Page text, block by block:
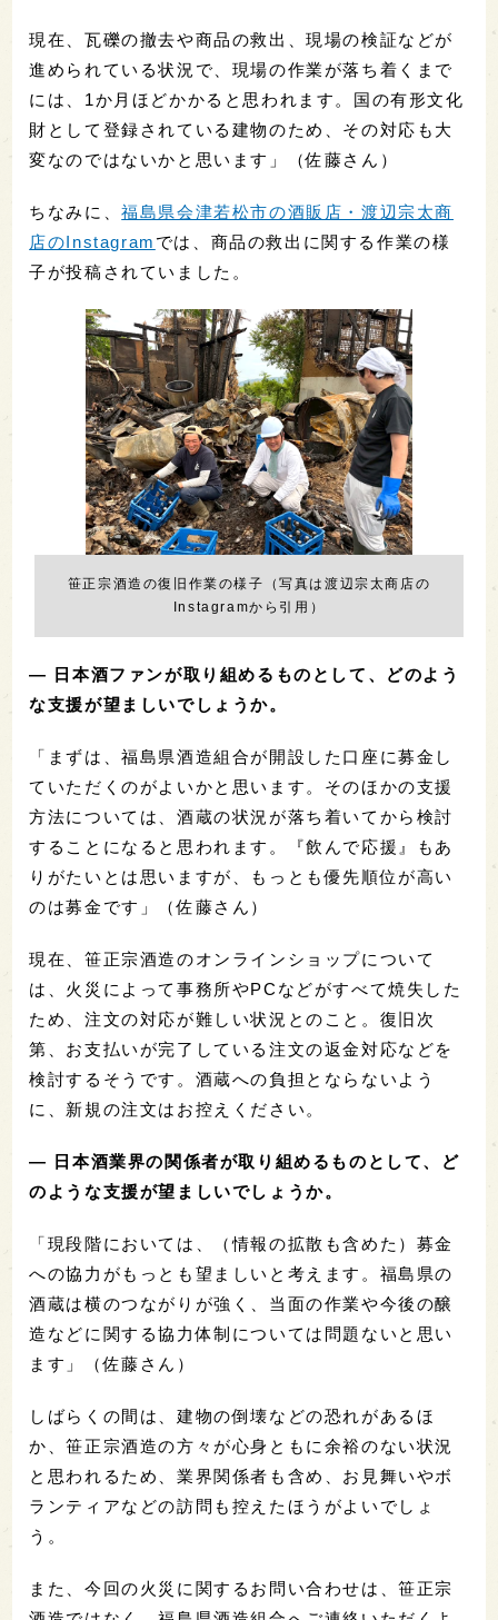
現在、瓦礫の撤去や商品の救出、現場の検証などが
進められている状況で、現場の作業が落ち着くまで
には、1か月ほどかかると思われます。国の有形文化
財として登録されている建物のため、その対応も大
変なのではないかと思います」（佐藤さん）
ちなみに、福島県会津若松市の酒販店・渡辺宗太商
店のInstagram では、商品の救出に関する作業の様
子が投稿されていました。
笹正宗酒造の復旧作業の様子（写真は渡辺宗太商店の
Instagramから引用）
— 日本酒ファンが取り組めるものとして、どのよう
な支援が望ましいでしょうか。
「まずは、福島県酒造組合が開設した口座に募金し
ていただくのがよいかと思います。そのほかの支援
方法については、酒蔵の状況が落ち着いてから検討
することになると思われます。『飲んで応援』もあ
りがたいとは思いますが、もっとも優先順位が高い
のは募金です」（佐藤さん）
現在、笹正宗酒造のオンラインショップについて
は、火災によって事務所やPCなどがすべて焼失した
ため、注文の対応が難しい状況とのこと。復旧次
第、お支払いが完了している注文の返金対応などを
検討するそうです。酒蔵への負担とならないよう
に、新規の注文はお控えください。
— 日本酒業界の関係者が取り組めるものとして、ど
のような支援が望ましいでしょうか。
「現段階においては、（情報の拡散も含めた）募金
への協力がもっとも望ましいと考えます。福島県の
酒蔵は横のつながりが強く、当面の作業や今後の醸
造などに関する協力体制については問題ないと思い
ます」（佐藤さん）
しばらくの間は、建物の倒壊などの恐れがあるほ
か、笹正宗酒造の方々が心身ともに余裕のない状況
と思われるため、業界関係者も含め、お見舞いやボ
ランティアなどの訪問も控えたほうがよいでしょ
う。
また、今回の火災に関するお問い合わせは、笹正宗